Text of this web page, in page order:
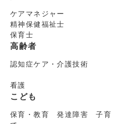
ケアマネジャー
精神保健福祉士
保育士
高齢者
認知症ケア・介護技術
看護
こども
保育・教育 発達障害 子育